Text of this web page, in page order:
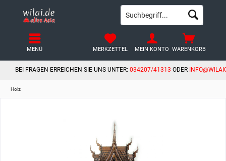
BEI FRAGEN ERREICHEN SIE UNS UNTER: 034207/41313 ODER
WARENKORB
MERKZETTEL MEIN KONTO
MENÜ
Holz